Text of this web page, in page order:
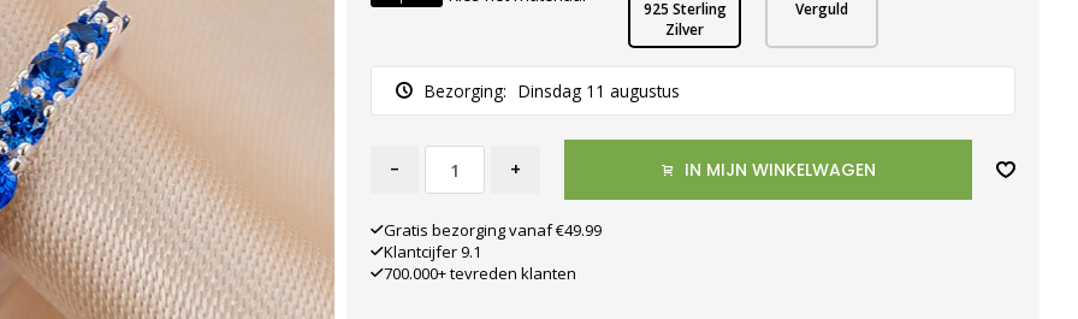
925 Sterling
Zilver
Verguld
Bezorging: Dinsdag 11 augustus
- + IN MIJN WINKELWAGEN
Gratis bezorging vanaf €49.99
Klantcijfer 9.1
700.000+ tevreden klanten